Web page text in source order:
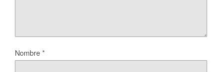
Nombre*